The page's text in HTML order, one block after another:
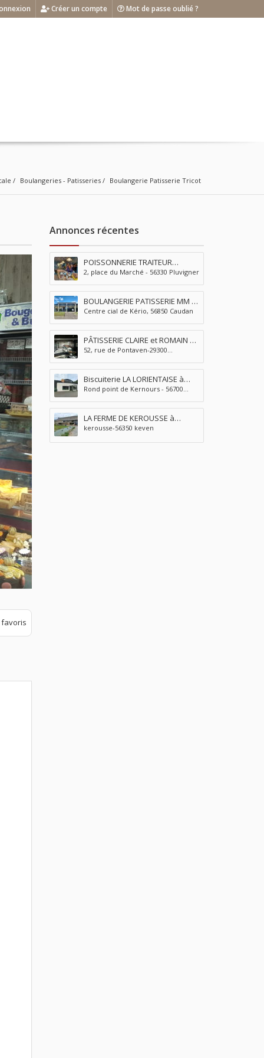
Créer un compte Mot de passe oublié ?
Boulangeries - Patisseries Boulangerie Patisserie Tricot
Annonces récentes
POISSONNERIE TRAITEUR
GUILLAUME et MAËLIE à
Pluvigner
2, place du Marché - 56330 Pluvigner
BOULANGERIE PATISSERIE MM à
Caudan
Centre cial de Kério, 56850 Caudan
PÂTISSERIE CLAIRE et ROMAIN à
Quimperlé
52, rue de Pontaven-29300
Biscuiterie LA LORIENTAISE à
Kervignac
Rond point de Kernours - 56700
LA FERME DE KEROUSSE à
Queven
kerousse-56350 keven